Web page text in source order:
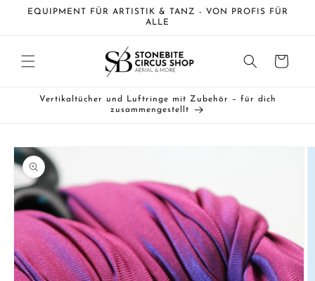
zum
EQUIPMENT FÜR ARTISTIK & TANZ - VON PROFIS FÜR
ALLE
Warenkorb
Vertikaltücher und Luftringe mit Zubehör – für dich
zusammengestellt